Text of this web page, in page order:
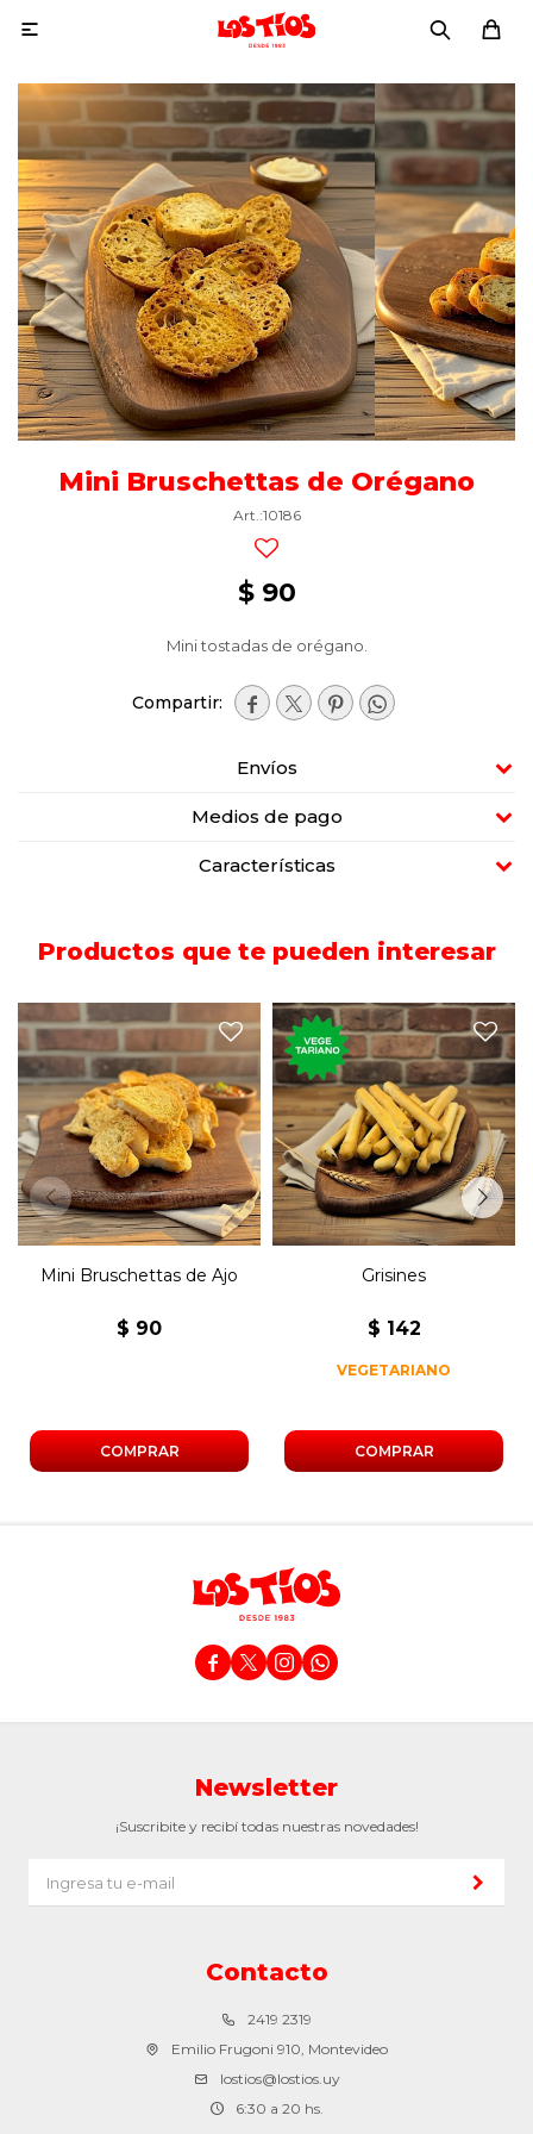

Mini Bruschettas de Orégano
10186
$ 90
Mini tostadas de orégano.
   
Envíos
Medios de pago
Características
Productos que te pueden interesar
Mini Tostadas de Ajo.
Mini Bruschettas de Ajo
$ 90
Grisines clásicos
vegetarianos.
Grisines
$ 142
VEGETARIANO
   
Contacto
2419 2319
Emilio Frugoni 910, Montevideo
lostios@lostios.uy
6:30 a 20 hs.
Newsletter
¡Suscribite y recibí todas nuestras novedades!